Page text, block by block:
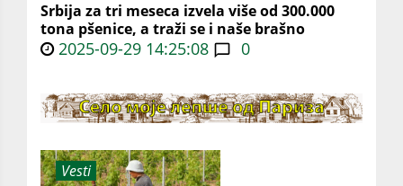
Srbija za tri meseca izvela više od 300.000
tona pšenice, a traži se i naše brašno
2025-09-29 14:25:08 0
Vesti